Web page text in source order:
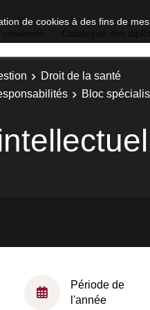
de cookies à des fins de
Droit de la santé
Bloc
Période de
l'année